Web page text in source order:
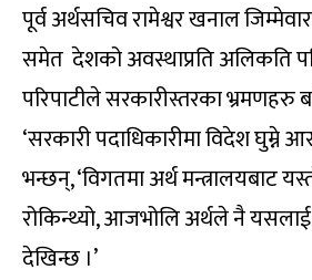
पूर्व अर्थसचिव रामेश्वर खनाल
समेत देशको अवस्थाप्रति अलिकति
परिपाटीले सरकारीस्तरका भ्रमणहरु
‘सरकारी पदाधिकारीमा विदेश घुम्ने
भन्छन्, ‘विगतमा अर्थ मन्त्रालयबाट
रोकिन्थ्यो, आजभोलि अर्थले नै यसलाई
देखिन्छ ।’